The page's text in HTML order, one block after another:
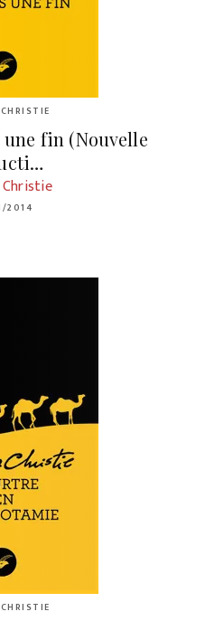
fin (Nouvelle
2014